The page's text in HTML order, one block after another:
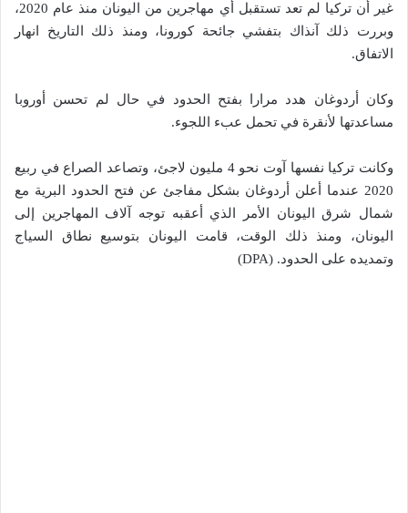
غير أن تركيا لم تعد تستقبل أي مهاجرين من اليونان منذ عام 2020،
وبررت ذلك آنذاك بتفشي جائحة كورونا، ومنذ ذلك التاريخ انهار
الاتفاق.
وكان أردوغان هدد مرارا بفتح الحدود في حال لم تحسن أوروبا
مساعدتها لأنقرة في تحمل عبء اللجوء.
وكانت تركيا نفسها آوت نحو 4 مليون لاجئ، وتصاعد الصراع في ربيع
2020 عندما أعلن أردوغان بشكل مفاجئ عن فتح الحدود البرية مع
شمال شرق اليونان الأمر الذي أعقبه توجه آلاف المهاجرين إلى
اليونان، ومنذ ذلك الوقت، قامت اليونان بتوسيع نطاق السياج
وتمديده على الحدود. (DPA)